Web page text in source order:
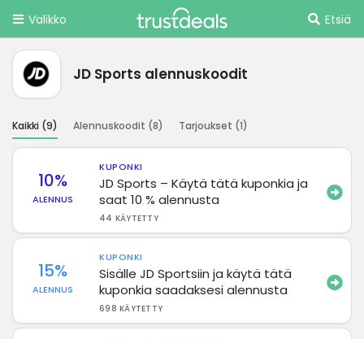
Valikko Etsiä
JD Sports alennuskoodit
Kaikki (9) Alennuskoodit (8) Tarjoukset (1)
10%
ALENNUS
KUPONKI
JD Sports – Käytä tätä kuponkia ja
saat 10 % alennusta
44 KÄYTETTY
15%
ALENNUS
KUPONKI
Sisälle JD Sportsiin ja käytä tätä
kuponkia saadaksesi alennusta
698 KÄYTETTY